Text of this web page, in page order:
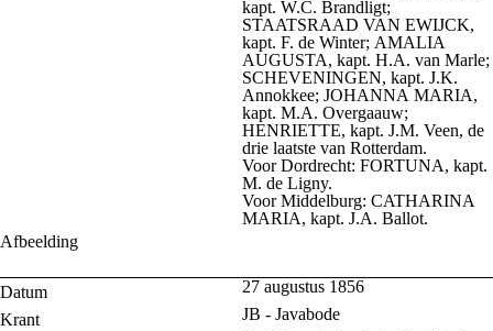
kapt. W.C. Brandligt;
STAATSRAAD VAN EWIJCK,
kapt. F. de Winter; AMALIA
AUGUSTA, kapt. H.A. van Marle;
SCHEVENINGEN, kapt. J.K.
Annokkee; JOHANNA MARIA,
kapt. M.A. Overgaauw;
HENRIETTE, kapt. J.M. Veen, de
drie laatste van Rotterdam.
Voor Dordrecht: FORTUNA, kapt.
M. de Ligny.
Voor Middelburg: CATHARINA
MARIA, kapt. J.A. Ballot.
Afbeelding
Datum
27 augustus 1856
Krant
JB - Javabode